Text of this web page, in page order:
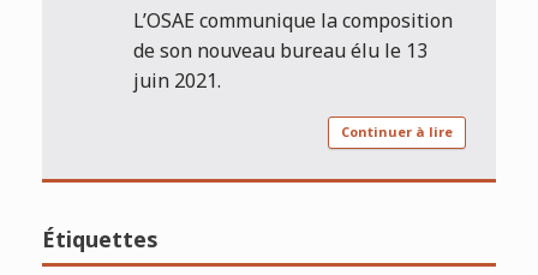
L’OSAE communique la composition
de son nouveau bureau élu le 13
juin 2021.
Continuer à lire
Étiquettes